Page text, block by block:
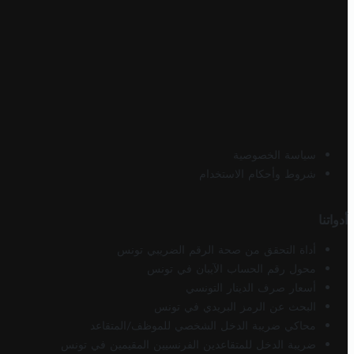
سياسة الخصوصية
شروط وأحكام الاستخدام
أدواتنا
أداة التحقق من صحة الرقم الضريبي تونس
محول رقم الحساب الآيبان في تونس
أسعار صرف الدينار التونسي
البحث عن الرمز البريدي في تونس
محاكي ضريبة الدخل الشخصي للموظف/المتقاعد
ضريبة الدخل للمتقاعدين الفرنسيين المقيمين في تونس